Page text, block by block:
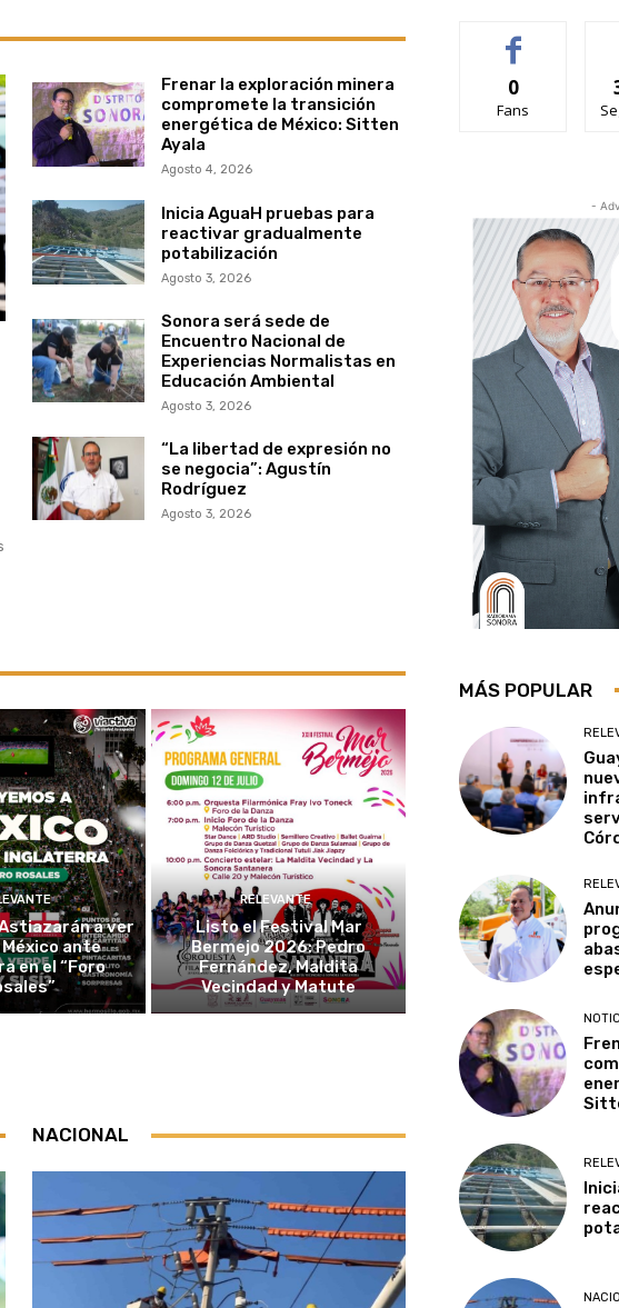
Frenar la exploración minera
compromete la transición
energética de México: Sitten
Ayala
Agosto 4, 2026
Inicia AguaH pruebas para
reactivar gradualmente
potabilización
Agosto 3, 2026
Sonora será sede de
Encuentro Nacional de
Experiencias Normalistas en
Educación Ambiental
Agosto 3, 2026
“La libertad de expresión no
se negocia”: Agustín
Rodríguez
Agosto 3, 2026
a ver
ante
en el “Foro
RELEVANTE
Listo el Festival Mar
Bermejo 2026: Pedro
Fernández, Maldita
Vecindad y Matute
NACIONAL
0
Fans
-
MÁS POPULAR